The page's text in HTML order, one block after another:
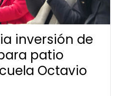
inversión de
patio
Octavio